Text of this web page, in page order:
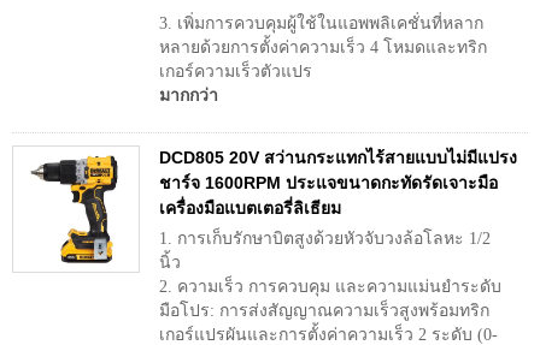
3. เพิ่มการควบคุมผู้ใช้ในแอพพลิเคชั่นที่หลาก
หลายด้วยการตั้งค่าความเร็ว 4 โหมดและทริก
เกอร์ความเร็วตัวแปร
มากกว่า
DCD805 20V สว่านกระแทกไร้สายแบบไม่มีแปรง
ชาร์จ 1600RPM ประแจขนาดกะทัดรัดเจาะมือ
เครื่องมือแบตเตอรี่ลิเธียม
1. การเก็บรักษาบิตสูงด้วยหัวจับวงล้อโลหะ 1/2
นิ้ว
2. ความเร็ว การควบคุม และความแม่นยำระดับ
มือโปร: การส่งสัญญาณความเร็วสูงพร้อมทริก
เกอร์แปรผันและการตั้งค่าความเร็ว 2 ระดับ (0-